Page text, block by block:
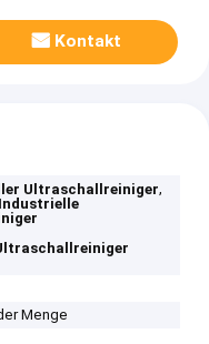
Kontakt
Ultraschallreiniger,
Menge